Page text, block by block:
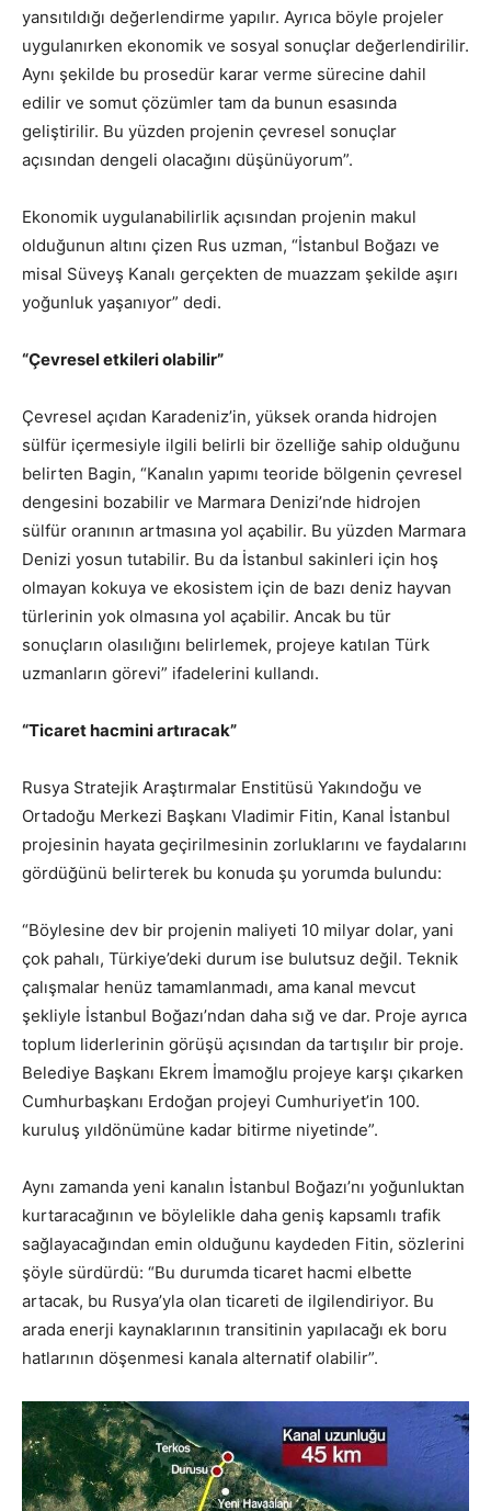
yansıtıldığı değerlendirme yapılır. Ayrıca böyle projeler
uygulanırken ekonomik ve sosyal sonuçlar değerlendirilir.
Aynı şekilde bu prosedür karar verme sürecine dahil
edilir ve somut çözümler tam da bunun esasında
geliştirilir. Bu yüzden projenin çevresel sonuçlar
açısından dengeli olacağını düşünüyorum”.
Ekonomik uygulanabilirlik açısından projenin makul
olduğunun altını çizen Rus uzman, “İstanbul Boğazı ve
misal Süveyş Kanalı gerçekten de muazzam şekilde aşırı
yoğunluk yaşanıyor” dedi.
“Çevresel etkileri olabilir”
Çevresel açıdan Karadeniz’in, yüksek oranda hidrojen
sülfür içermesiyle ilgili belirli bir özelliğe sahip olduğunu
belirten Bagin, “Kanalın yapımı teoride bölgenin çevresel
dengesini bozabilir ve Marmara Denizi’nde hidrojen
sülfür oranının artmasına yol açabilir. Bu yüzden Marmara
Denizi yosun tutabilir. Bu da İstanbul sakinleri için hoş
olmayan kokuya ve ekosistem için de bazı deniz hayvan
türlerinin yok olmasına yol açabilir. Ancak bu tür
sonuçların olasılığını belirlemek, projeye katılan Türk
uzmanların görevi” ifadelerini kullandı.
“Ticaret hacmini artıracak”
Rusya Stratejik Araştırmalar Enstitüsü Yakındoğu ve
Ortadoğu Merkezi Başkanı Vladimir Fitin, Kanal İstanbul
projesinin hayata geçirilmesinin zorluklarını ve faydalarını
gördüğünü belirterek bu konuda şu yorumda bulundu:
“Böylesine dev bir projenin maliyeti 10 milyar dolar, yani
çok pahalı, Türkiye’deki durum ise bulutsuz değil. Teknik
çalışmalar henüz tamamlanmadı, ama kanal mevcut
şekliyle İstanbul Boğazı’ndan daha sığ ve dar. Proje ayrıca
toplum liderlerinin görüşü açısından da tartışılır bir proje.
Belediye Başkanı Ekrem İmamoğlu projeye karşı çıkarken
Cumhurbaşkanı Erdoğan projeyi Cumhuriyet’in 100.
kuruluş yıldönümüne kadar bitirme niyetinde”.
Aynı zamanda yeni kanalın İstanbul Boğazı’nı yoğunluktan
kurtaracağının ve böylelikle daha geniş kapsamlı trafik
sağlayacağından emin olduğunu kaydeden Fitin, sözlerini
şöyle sürdürdü: “Bu durumda ticaret hacmi elbette
artacak, bu Rusya’yla olan ticareti de ilgilendiriyor. Bu
arada enerji kaynaklarının transitinin yapılacağı ek boru
hatlarının döşenmesi kanala alternatif olabilir”.